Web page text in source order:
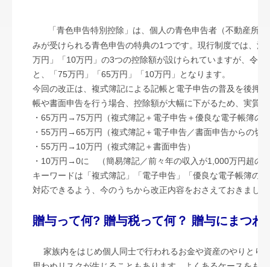
リンク集
お問合せ
病院・診療所の皆様へ
補助金・助成金・融資情報
関与先向け融資商品ご紹介
経営者お役立ち情報
TKCシステムQ&A
「青色申告特別控除」は、個人の青色申告者（不動産所
みが受けられる青色申告の特典の1つです。現行制度では、
万円」「10万円」の3つの控除額が設けられていますが、令
と、「75万円」「65万円」「10万円」となります。
今回の改正は、複式簿記による記帳と電子申告の普及を後押
帳や書面申告を行う場合、控除額が大幅に下がるため、実質
・65万円→75万円（複式簿記＋電子申告＋優良な電子帳簿の
・55万円→65万円（複式簿記＋電子申告／書面申告からの切
・55万円→10万円（複式簿記＋書面申告）
・10万円→0に （簡易簿記／前々年の収入が1,000万円超の
キーワードは「複式簿記」「電子申告」「優良な電子帳簿の
対応できるよう、今のうちから改正内容をおさえておきまし
贈与って何? 贈与税って何？ 贈与にまつ
家族内をはじめ個人同士で行われるお金や資産のやりとり。それが法律上の「贈与」とみなされ、